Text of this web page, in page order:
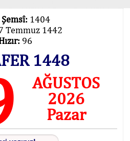
1404
Temmuz 1442
96
1448
AĞUSTOS
2026
Pazar